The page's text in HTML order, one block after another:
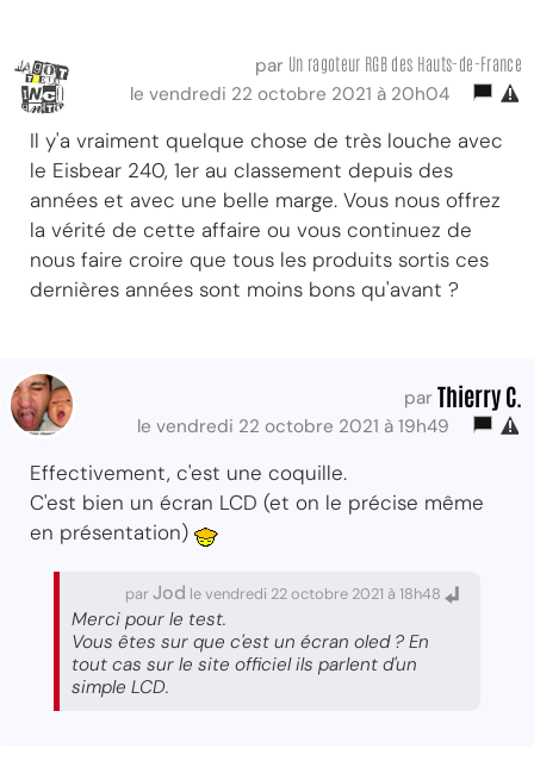
par Un ragoteur RGB des Hauts-de-France
le vendredi 22 octobre 2021 à 20h04
Il y'a vraiment quelque chose de très louche avec
le Eisbear 240, 1er au classement depuis des
années et avec une belle marge. Vous nous offrez
la vérité de cette affaire ou vous continuez de
nous faire croire que tous les produits sortis ces
dernières années sont moins bons qu'avant ?
par Thierry C.
le vendredi 22 octobre 2021 à 19h49
Effectivement, c'est une coquille.
C'est bien un écran LCD (et on le précise même
en présentation)
parJod le vendredi 22 octobre 2021 à 18h48
Merci pour le test.
Vous êtes sur que c'est un écran oled ? En
tout cas sur le site officiel ils parlent d'un
simple LCD.